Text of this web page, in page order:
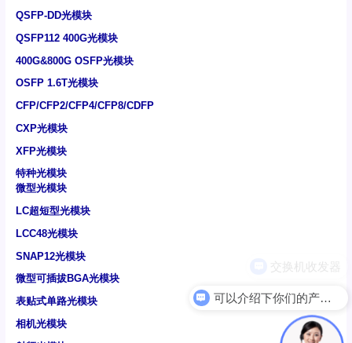
QSFP-DD光模块
QSFP112 400G光模块
400G&800G OSFP光模块
OSFP 1.6T光模块
CFP/CFP2/CFP4/CFP8/CDFP
CXP光模块
XFP光模块
特种光模块
微型光模块
LC超短型光模块
LCC48光模块
SNAP12光模块
微型可插拔BGA光模块
表贴式单路光模块
相机光模块
可以介绍下你们的产品么